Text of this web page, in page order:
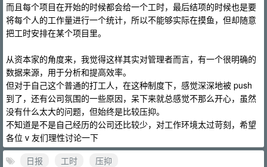
而且每个项目在开始的时候都会给一个工时，最后结项的时候也是要
将每个人的工作量进行一个统计，所以不能够实际在摸鱼，但却随意
把工时安排在某个项目里。
从资本家的角度来，我觉得这样其实对管理者而言，有一个很明确的
数据来源，用于分析和提高效率。
但对于自己这个普通的打工人，在这种制度下，感觉深深地被 push
到了，还有公司氛围的一些原因，呆下来就总感觉不那么开心，虽然
没有什么太大的问题，但始终是比较压抑。
不知道是不是自己经历的公司还比较少，对工作环境太过苛刻，希望
各位 v 友们理性讨论一下
日报
工时
压抑